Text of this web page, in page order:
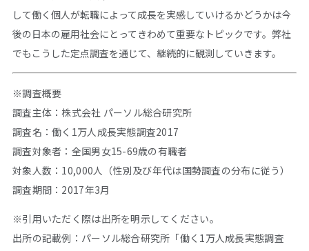
して働く個人が転職によって成長を実感していけるかどうかは今
後の日本の雇用社会にとってきわめて重要なトピックです。弊社
でもこうした定点調査を通じて、継続的に観測していきます。
※調査概要
調査主体：株式会社 パーソル総合研究所
調査名：働く1万人成長実態調査2017
調査対象者：全国男女15-69歳の有職者
対象人数：10,000人（性別及び年代は国勢調査の分布に従う）
調査期間：2017年3月
※引用いただく際は出所を明示してください。
出所の記載例：パーソル総合研究所「働く1万人成長実態調査